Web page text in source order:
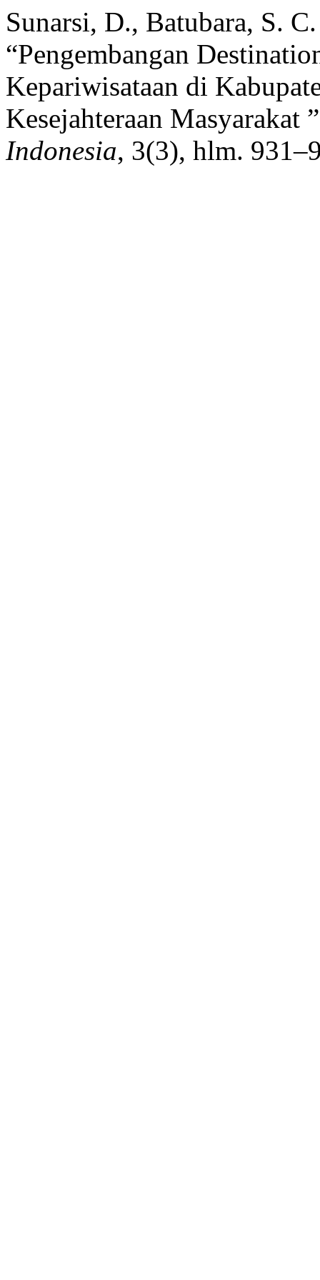
Sunarsi, D., Batubara, S.
“Pengembangan
Kepariwisataan di
Kesejahteraan Masyarakat
Indonesia, 3(3), hlm.